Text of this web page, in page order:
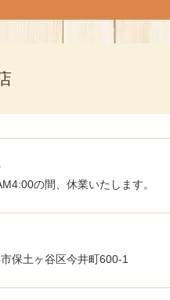
の間、休業いたします。
保土ヶ谷区今井町600-1